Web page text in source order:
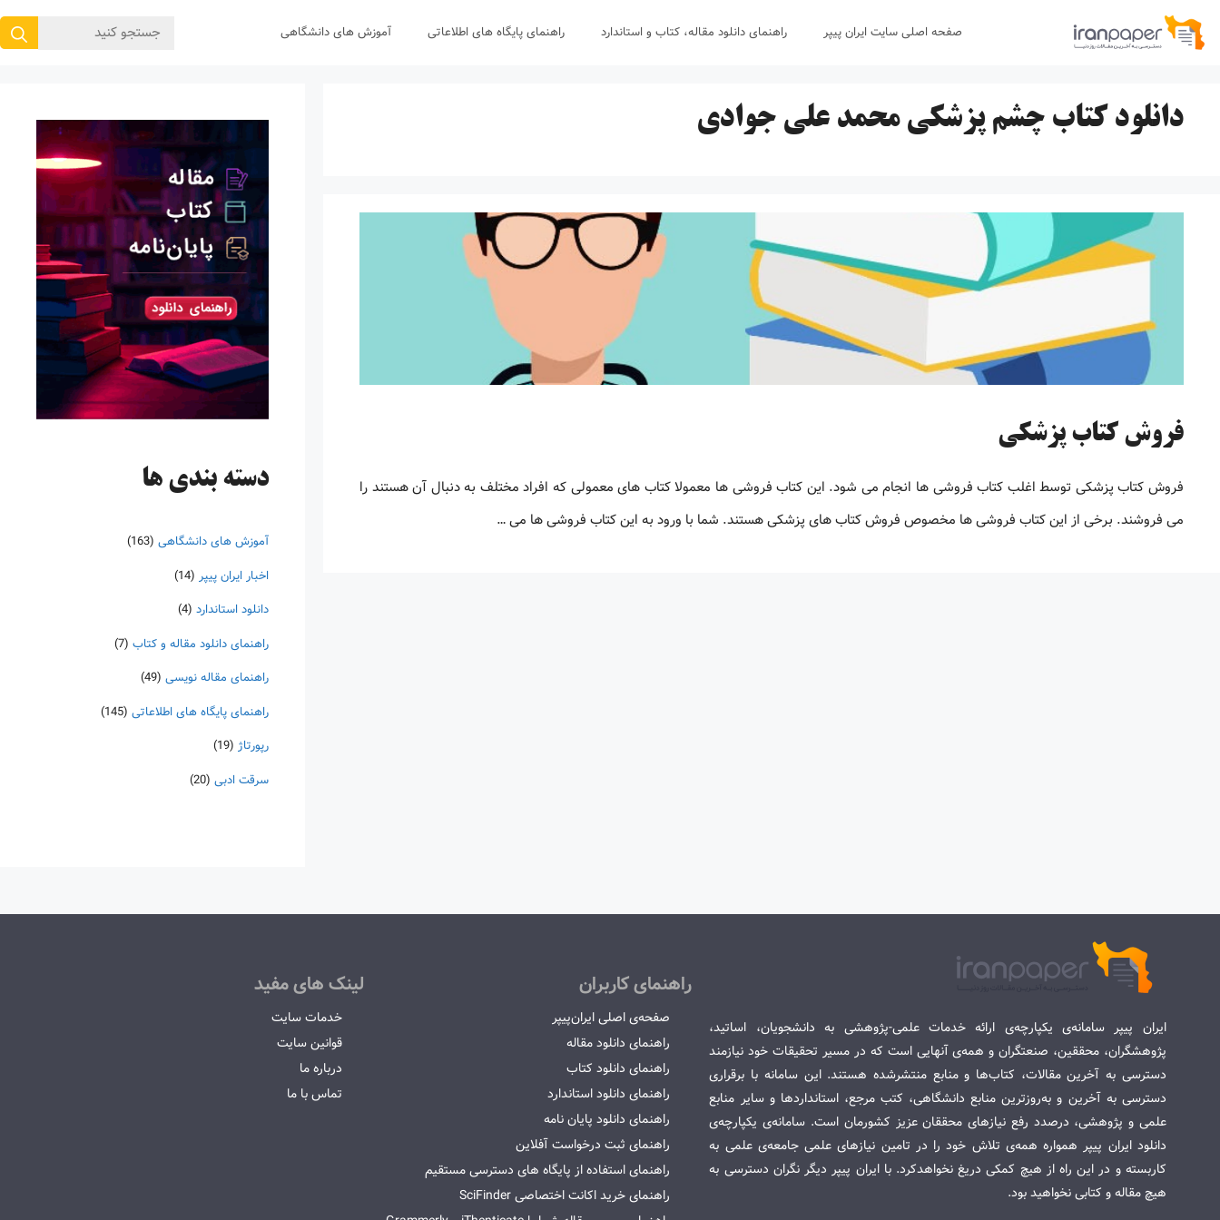
پرش
صفحه اصلی سایت ایران پیپر راهنمای دانلود مقاله، کتاب و استاندارد راهنمای پایگاه های اطلاعاتی آموزش های دانشگاهی
جستجوی
دانلود کتاب چشم پزشکی محمد علی جوادی
فروش کتاب پزشکی
فروش کتاب پزشکی توسط اغلب کتاب فروشی ها انجام می شود. این کتاب فروشی ها معمولا کتاب های معمولی که افراد مختلف به دنبال آن هستند را
می فروشند. برخی از این کتاب فروشی ها مخصوص فروش کتاب های پزشکی هستند. شما با ورود به این کتاب فروشی ها می …
دسته‌ بندی ها
آموزش های دانشگاهی (163)
اخبار ایران پیپر (14)
دانلود استاندارد (4)
راهنمای دانلود مقاله و کتاب (7)
راهنمای مقاله نویسی (49)
راهنمای پایگاه های اطلاعاتی (145)
رپورتاژ (19)
سرقت ادبی (20)
ایران پیپر سامانه‌ی یکپارچه‌ی ارائه خدمات علمی-پژوهشی به دانشجویان، اساتید،
پژوهشگران، محققین، صنعتگران و همه‌ی آنهایی است که در مسیر تحقیقات خود نیازمند
دسترسی به آخرین مقالات، کتاب‌ها و منابع منتشرشده هستند. این سامانه با برقراری
دسترسی به آخرین و به‌روزترین منابع دانشگاهی، کتب مرجع، استانداردها و سایر منابع
علمی و پژوهشی، درصدد رفع نیازهای محققان عزیز کشورمان است. سامانه‌ی یکپارچه‌ی
دانلود ایران پیپر همواره همه‌ی تلاش خود را در تامین نیازهای علمی جامعه‌ی علمی به
کاربسته و در این راه از هیچ کمکی دریغ نخواهدکرد. با ایران پیپر دیگر نگران دسترسی به
هیچ مقاله و کتابی نخواهید بود.
راهنمای کاربران
صفحه‌ی اصلی ایران‌پیپر
راهنمای دانلود مقاله
راهنمای دانلود کتاب
راهنمای دانلود استاندارد
راهنمای دانلود پایان نامه
راهنمای ثبت درخواست آفلاین
راهنمای استفاده از پایگاه های دسترسی مستقیم
راهنمای خرید اکانت اختصاصی SciFinder
لینک های مفید
خدمات سایت
قوانین سایت
درباره ما
تماس با ما